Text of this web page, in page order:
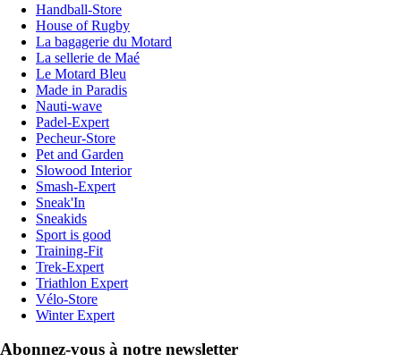
Handball-Store
House of Rugby
La bagagerie du Motard
La sellerie de Maé
Le Motard Bleu
Made in Paradis
Nauti-wave
Padel-Expert
Pecheur-Store
Pet and Garden
Slowood Interior
Smash-Expert
Sneak'In
Sneakids
Sport is good
Training-Fit
Trek-Expert
Triathlon Expert
Vélo-Store
Winter Expert
Abonnez-vous à notre newsletter